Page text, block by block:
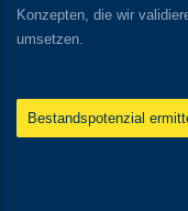
Konzepten, die wir
umsetzen.
Bestandspotenzial